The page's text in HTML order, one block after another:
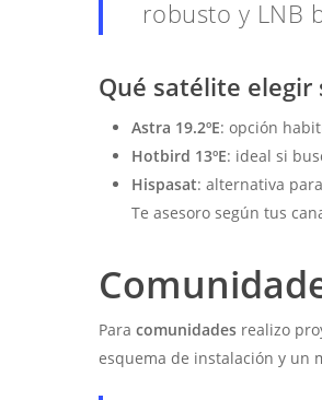
robusto y LNB
Qué satélite elegir
Astra 19.2ºE: opción
Hotbird 13ºE: ideal si
Hispasat: alternativa
Te asesoro según tus
Paracomunidades realizo
esquema de instalación y un